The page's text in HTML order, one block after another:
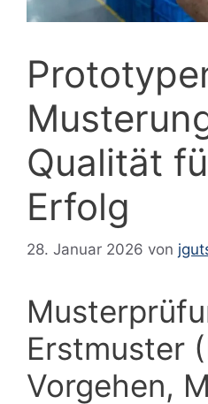
Qualität
Erfolg
28. Januar 2026 von
Erstmuster
Vorgehen,